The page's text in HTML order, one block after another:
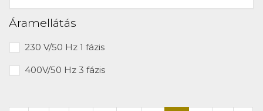
Áramellátás
230 V/50 Hz 1 fázis
400V/50 Hz 3 fázis